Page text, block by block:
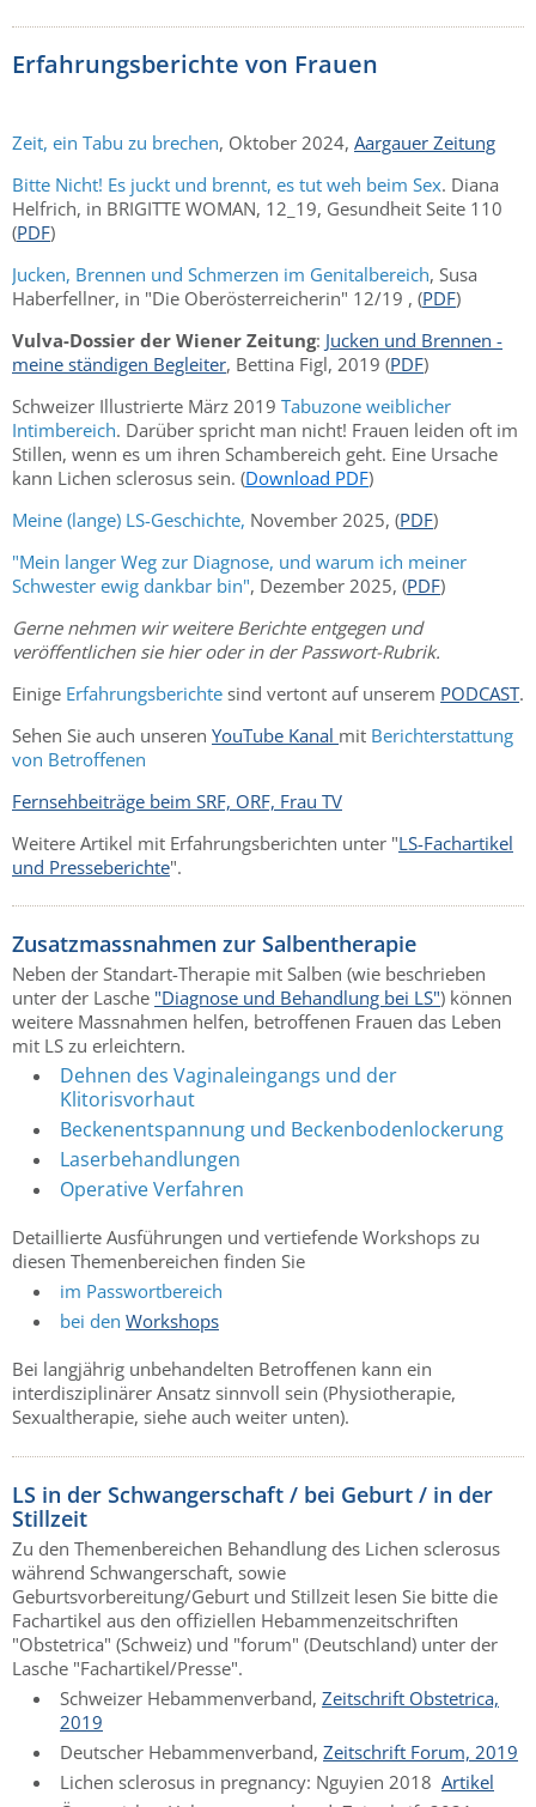
Erfahrungsberichte von Frauen
Zeit, ein Tabu zu brechen, Oktober 2024, Aargauer Zeitung
Bitte Nicht! Es juckt und brennt, es tut weh beim Sex. Diana
Helfrich, in BRIGITTE WOMAN, 12_19, Gesundheit Seite 110
(PDF)
Jucken, Brennen und Schmerzen im Genitalbereich, Susa
Haberfellner, in "Die Oberösterreicherin" 12/19 , (PDF)
Vulva-Dossier der Wiener Zeitung: Jucken und Brennen -
meine ständigen Begleiter, Bettina Figl, 2019 (PDF)
Schweizer Illustrierte März 2019 Tabuzone weiblicher
Intimbereich. Darüber spricht man nicht! Frauen leiden oft im
Stillen, wenn es um ihren Schambereich geht. Eine Ursache
kann Lichen sclerosus sein. (Download PDF)
Meine (lange) LS-Geschichte, November 2025, (PDF)
"Mein langer Weg zur Diagnose, und warum ich meiner
Schwester ewig dankbar bin", Dezember 2025, (PDF)
Gerne nehmen wir weitere Berichte entgegen und
veröffentlichen sie hier oder in der Passwort-Rubrik.
Einige Erfahrungsberichte sind vertont auf unserem PODCAST.
Sehen Sie auch unseren YouTube Kanal mit Berichterstattung
von Betroffenen
Fernsehbeiträge beim SRF, ORF, Frau TV
Weitere Artikel mit Erfahrungsberichten unter "LS-Fachartikel
und Presseberichte".
Zusatzmassnahmen zur Salbentherapie
Neben der Standart-Therapie mit Salben (wie beschrieben
unter der Lasche "Diagnose und Behandlung bei LS") können
weitere Massnahmen helfen, betroffenen Frauen das Leben
mit LS zu erleichtern.
Dehnen des Vaginaleingangs und der
Klitorisvorhaut
Beckenentspannung und Beckenbodenlockerung
Laserbehandlungen
Operative Verfahren
Detaillierte Ausführungen und vertiefende Workshops zu
diesen Themenbereichen finden Sie
im Passwortbereich
bei den Workshops
Bei langjährig unbehandelten Betroffenen kann ein
interdisziplinärer Ansatz sinnvoll sein (Physiotherapie,
Sexualtherapie, siehe auch weiter unten).
LS in der Schwangerschaft / bei Geburt / in der
Stillzeit
Zu den Themenbereichen Behandlung des Lichen sclerosus
während Schwangerschaft, sowie
Geburtsvorbereitung/Geburt und Stillzeit lesen Sie bitte die
Fachartikel aus den offiziellen Hebammenzeitschriften
"Obstetrica" (Schweiz) und "forum" (Deutschland) unter der
Lasche "Fachartikel/Presse".
Schweizer Hebammenverband, Zeitschrift Obstetrica,
2019
Deutscher Hebammenverband, Zeitschrift Forum, 2019
Lichen sclerosus in pregnancy: Nguyien 2018 Artikel